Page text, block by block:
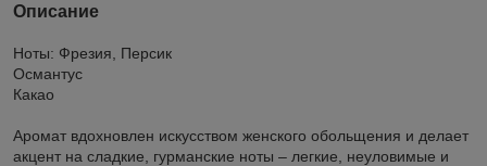
Описание
Ноты: Фрезия, Персик
Османтус
Какао
Аромат вдохновлен искусством женского обольщения и делает
акцент на сладкие, гурманские ноты – легкие, неуловимые и